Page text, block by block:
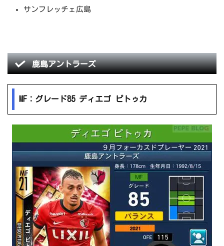
サンフレッチェ広島
鹿島アントラーズ
MF：グレード85 ディエゴ ピトゥカ